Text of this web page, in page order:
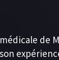
de